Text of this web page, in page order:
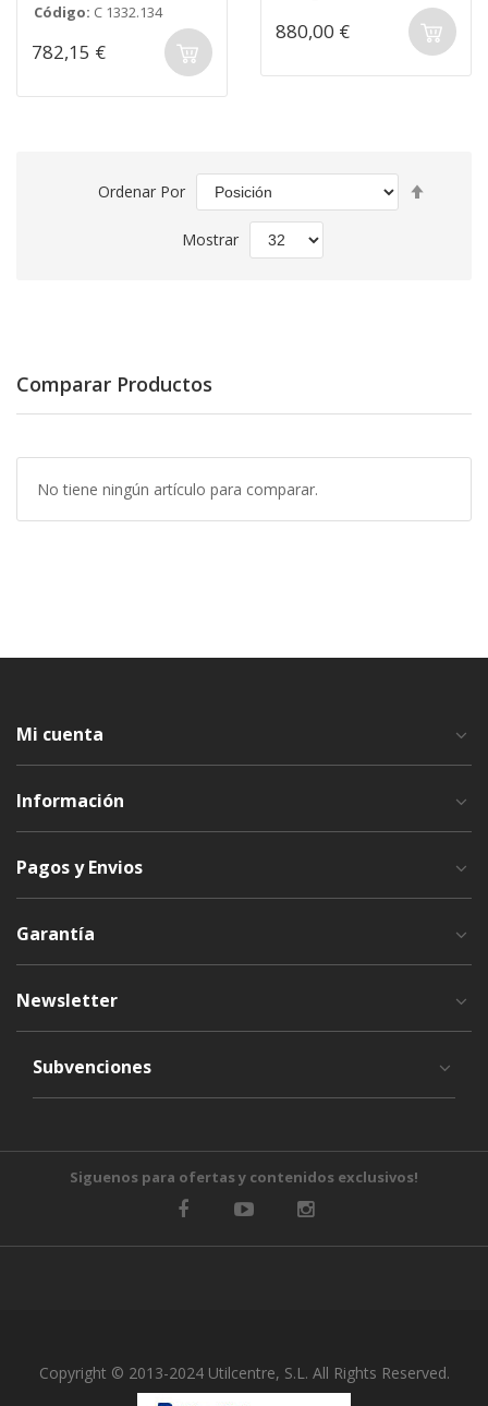
Código: C 1332.134
782,15 €
880,00 €
Ordenar Por
Mostrar
Comparar Productos
No tiene ningún artículo para comparar.
Mi cuenta
Información
Pagos y Envios
Garantía
Newsletter
Subvenciones
Siguenos para ofertas y contenidos exclusivos!
Copyright © 2013-2024 Utilcentre, S.L. All Rights Reserved.